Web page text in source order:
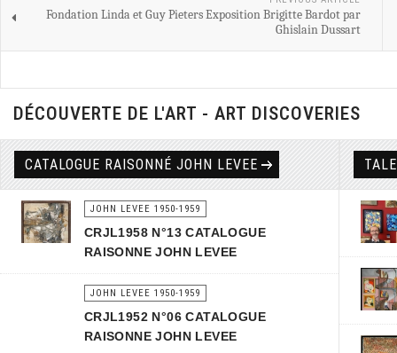
Fondation Linda et Guy Pieters Exposition Brigitte Bardot par
Ghislain Dussart
DÉCOUVERTE DE L'ART - ART DISCOVERIES
CATALOGUE RAISONNÉ JOHN LEVEE
JOHN LEVEE 1950-1959
CRJL1958 N°13 CATALOGUE
RAISONNE JOHN LEVEE
JOHN LEVEE 1950-1959
CRJL1952 N°06 CATALOGUE
RAISONNE JOHN LEVEE